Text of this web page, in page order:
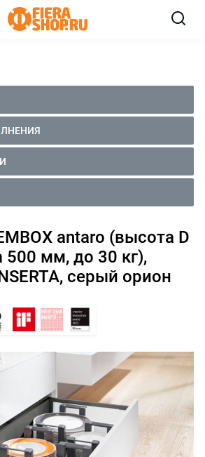
antaro (высота D
500 мм, до 30 кг),
серый орион